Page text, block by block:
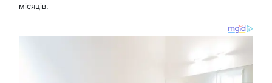
місяців.